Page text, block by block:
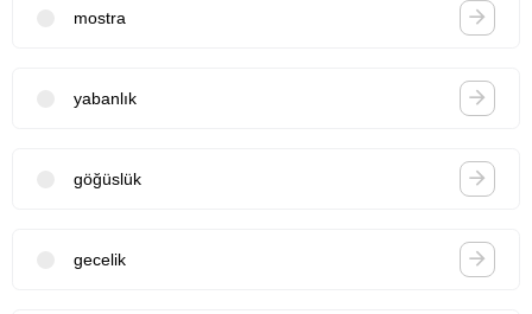
mostra
yabanlık
göğüslük
gecelik